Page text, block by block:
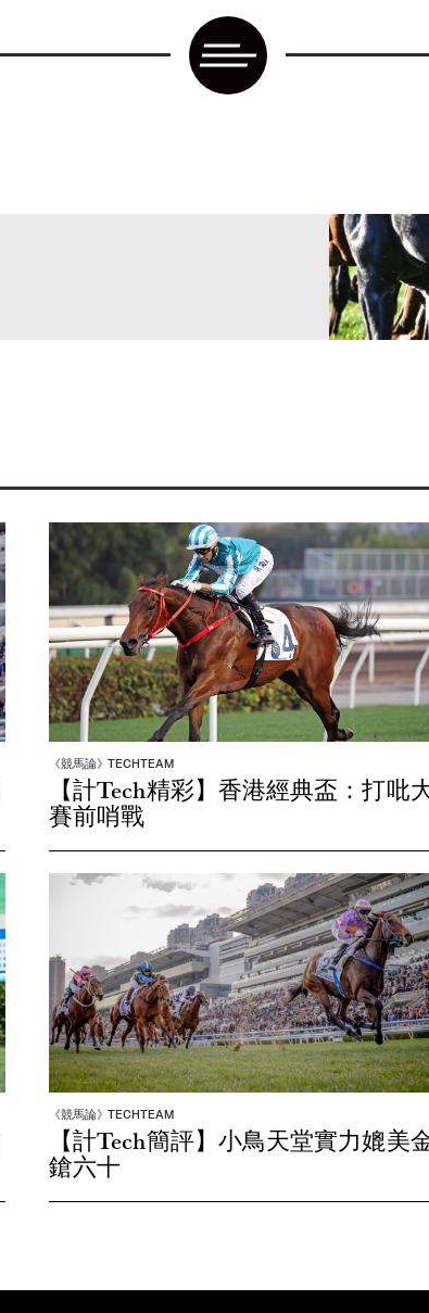
《競馬論》TECHTEAM
【計Tech精彩】香港經典盃：打吡
賽前哨戰
《競馬論》TECHTEAM
【計Tech簡評】小鳥天堂實力媲美
鎗六十